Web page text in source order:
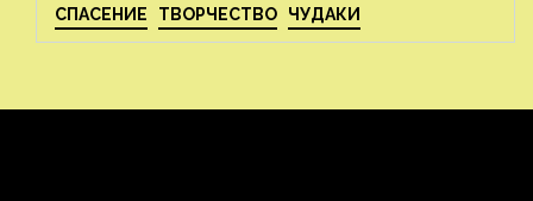
СПАСЕНИЕ ТВОРЧЕСТВО ЧУДАКИ